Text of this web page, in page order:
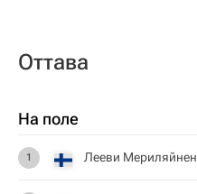
Оттава
На поле
1 Лееви Мериляйнен